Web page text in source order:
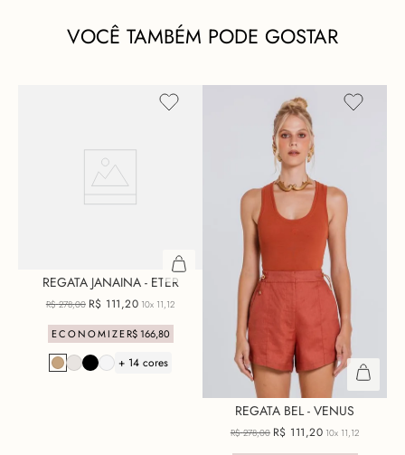
VOCÊ TAMBÉM PODE GOSTAR
REGATA JANAINA - ETER
R$ 278,00 R$ 111,20 10x 11,12
ECONOMIZER$ 166,80
+ 14 cores
REGATA BEL - VENUS
R$ 278,00 R$ 111,20 10x 11,12